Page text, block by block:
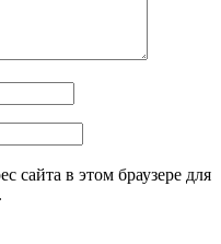
сайта в этом браузере для